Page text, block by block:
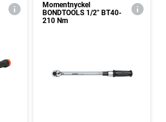
Momentnyckel
BONDTOOLS 1/2" BT40-
210 Nm